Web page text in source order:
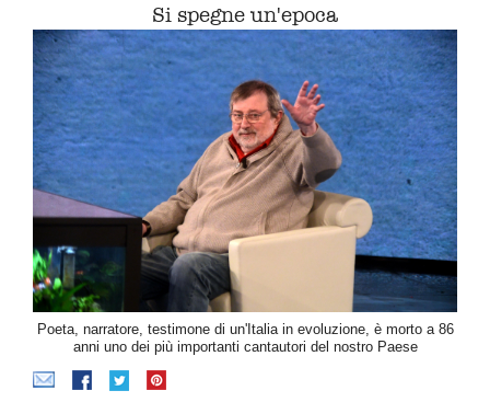
Si spegne un'epoca
Poeta, narratore, testimone di un'Italia in evoluzione, è morto a 86
anni uno dei più importanti cantautori del nostro Paese